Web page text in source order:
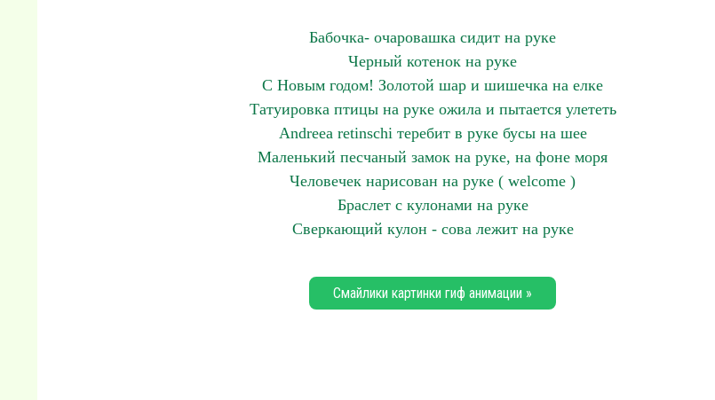
Бабочка- очаровашка сидит на руке
Черный котенок на руке
С Новым годом! Золотой шар и шишечка на елке
Татуировка птицы на руке ожила и пытается улететь
Andreea retinschi теребит в руке бусы на шее
Маленький песчаный замок на руке, на фоне моря
Человечек нарисован на руке ( welcome )
Браслет с кулонами на руке
Сверкающий кулон - сова лежит на руке
Смайлики картинки гиф анимации »